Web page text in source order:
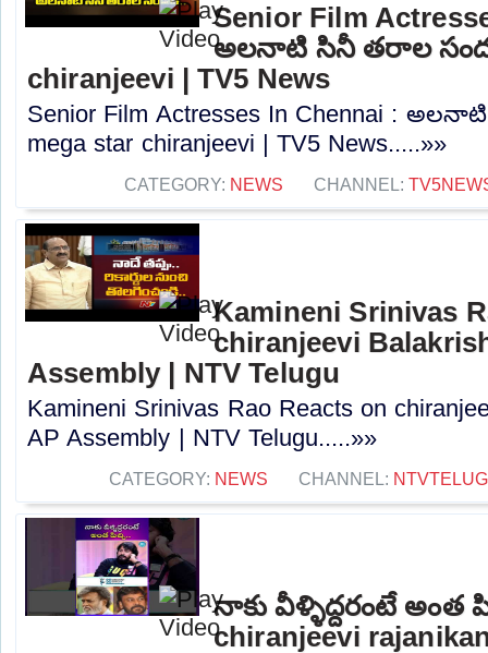
Senior Film
అలనాటి సినీ తరాల
chiranjeevi | TV5 News
Senior Film Actresses In Chennai :
mega star chiranjeevi | TV5 News.....»»
CATEGORY: NEWS CHANNEL:
Kamineni Srinivas
chiranjeevi
Assembly | NTV Telugu
Kamineni Srinivas Rao Reacts on
AP Assembly | NTV Telugu.....»»
CATEGORY: NEWS CHANNEL:
నాకు వీళ్ళిద్దరంటే అంత
chiranjeevi